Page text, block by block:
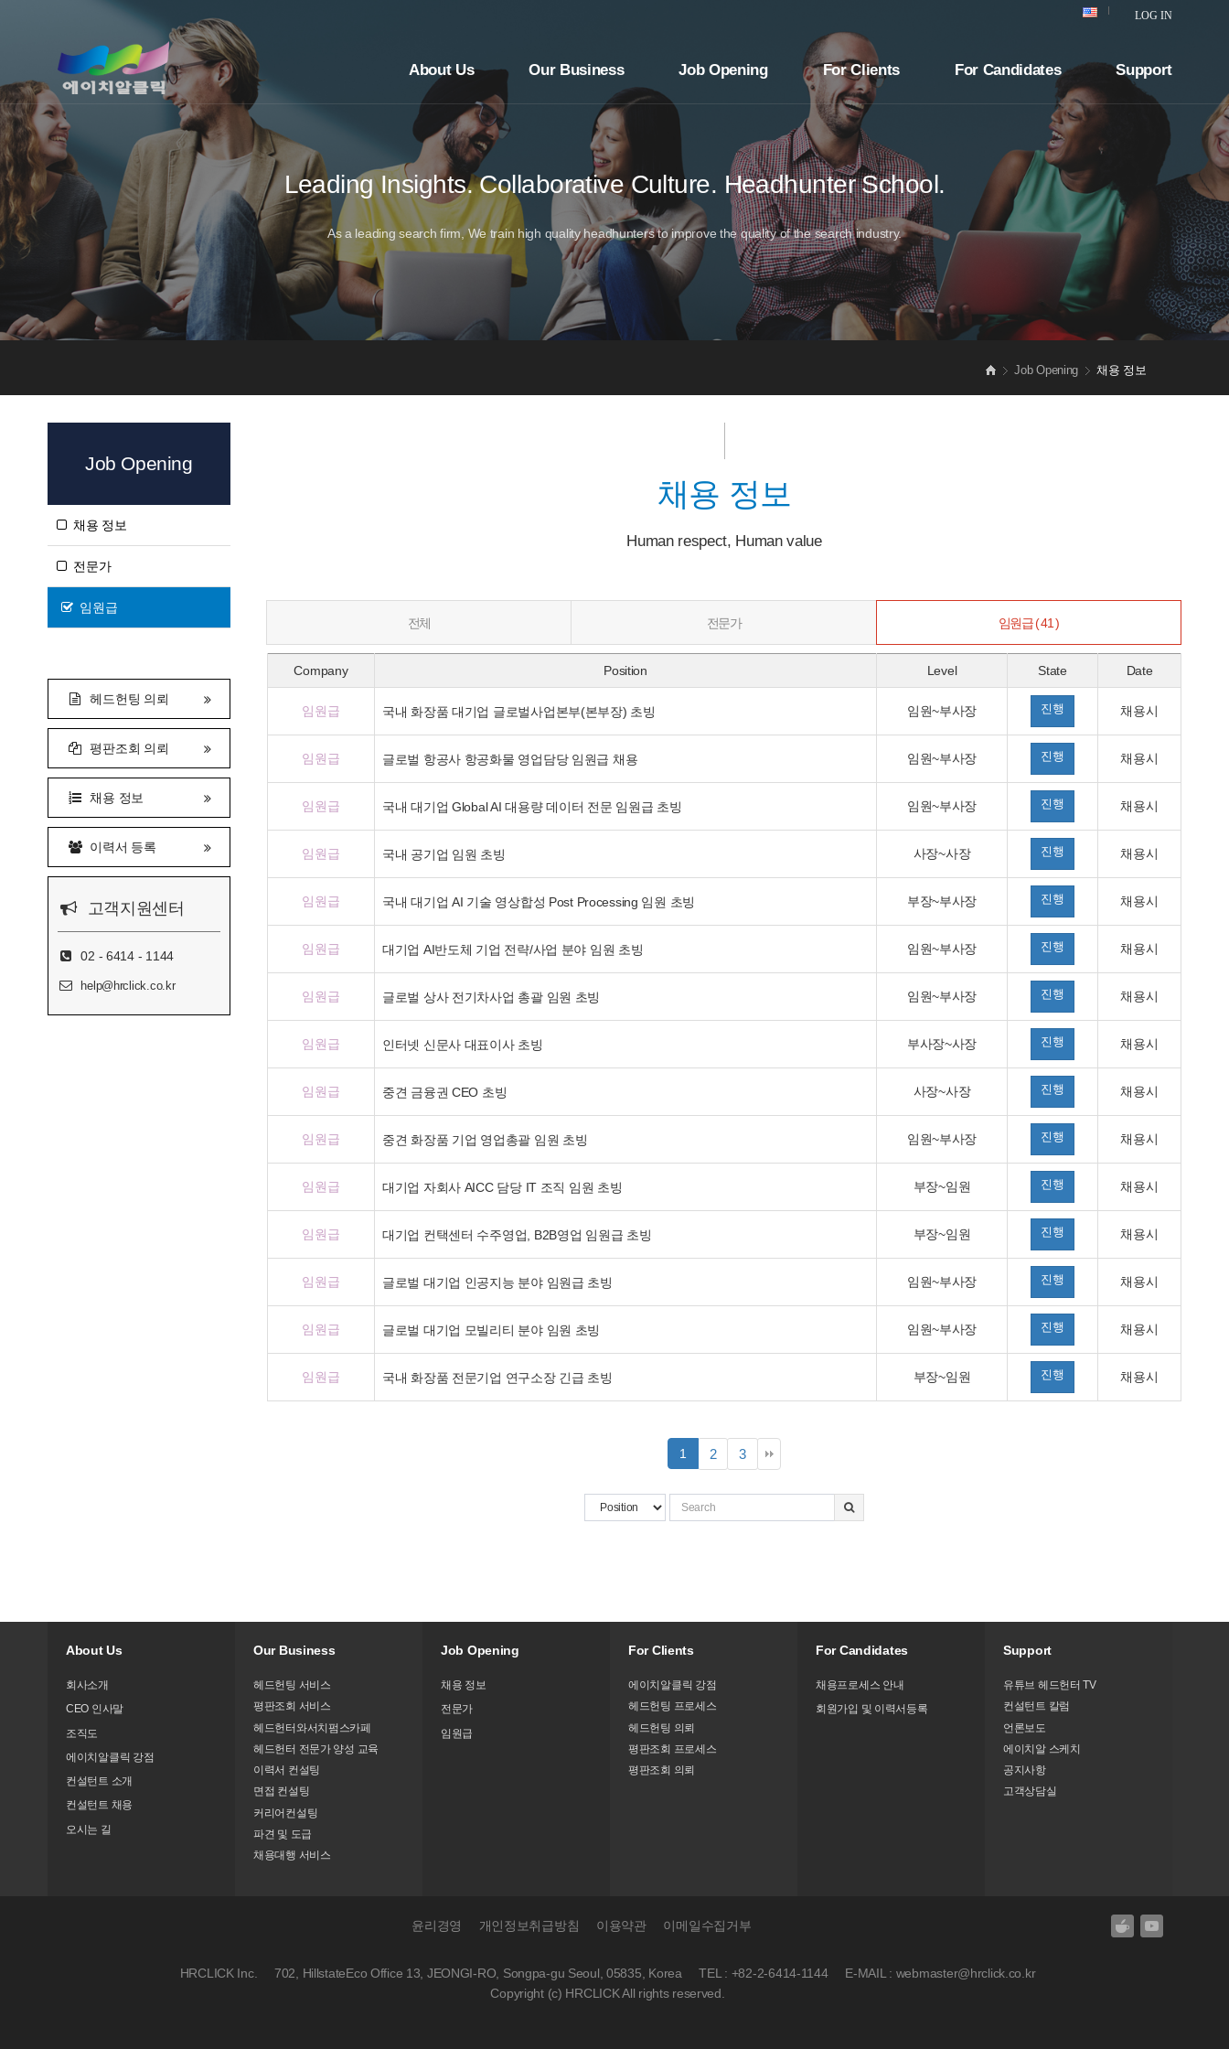
LOG IN
About Us Our Business Job Opening For Clients For Candidates Support
Leading Insights. Collaborative Culture. Headhunter School.
As a leading search firm, We train high quality headhunters to improve the quality of the search industry.
Job Opening 채용 정보
Job Opening
채용 정보
전문가
임원급
헤드헌팅 의뢰
평판조회 의뢰
채용 정보
이력서 등록
고객지원센터
02 - 6414 - 1144
help@hrclick.co.kr
채용 정보
Human respect, Human value
전체 전문가 임원급 ( 41 )
Company Position Level State Date
임원급 국내 화장품 대기업 글로벌사업본부(본부장) 초빙 임원~부사장 진행 채용시
임원급 글로벌 항공사 항공화물 영업담당 임원급 채용 임원~부사장 진행 채용시
임원급 국내 대기업 Global AI 대용량 데이터 전문 임원급 초빙 임원~부사장 진행 채용시
임원급 국내 공기업 임원 초빙 사장~사장 진행 채용시
임원급 국내 대기업 AI 기술 영상합성 Post Processing 임원 초빙 부장~부사장 진행 채용시
임원급 대기업 AI반도체 기업 전략/사업 분야 임원 초빙 임원~부사장 진행 채용시
임원급 글로벌 상사 전기차사업 총괄 임원 초빙 임원~부사장 진행 채용시
임원급 인터넷 신문사 대표이사 초빙 부사장~사장 진행 채용시
임원급 중견 금융권 CEO 초빙 사장~사장 진행 채용시
임원급 중견 화장품 기업 영업총괄 임원 초빙 임원~부사장 진행 채용시
임원급 대기업 자회사 AICC 담당 IT 조직 임원 초빙 부장~임원 진행 채용시
임원급 대기업 컨택센터 수주영업, B2B영업 임원급 초빙 부장~임원 진행 채용시
임원급 글로벌 대기업 인공지능 분야 임원급 초빙 임원~부사장 진행 채용시
임원급 글로벌 대기업 모빌리티 분야 임원 초빙 임원~부사장 진행 채용시
임원급 국내 화장품 전문기업 연구소장 긴급 초빙 부장~임원 진행 채용시
린
1
이
2페
이
지
3페
이
지
About Us
회사소개
CEO 인사말
조직도
에이치알클릭 강점
컨설턴트 소개
컨설턴트 채용
오시는 길
Our Business
헤드헌팅 서비스
평판조회 서비스
헤드헌터와서치펌스카페
헤드헌터 전문가 양성 교육
이력서 컨설팅
면접 컨설팅
커리어컨설팅
파견 및 도급
채용대행 서비스
Job Opening
채용 정보
전문가
임원급
For Clients
에이치알클릭 강점
헤드헌팅 프로세스
헤드헌팅 의뢰
평판조회 프로세스
평판조회 의뢰
For Candidates
채용프로세스 안내
회원가입 및 이력서등록
Support
유튜브 헤드헌터 TV
컨설턴트 칼럼
언론보도
에이치알 스케치
공지사항
고객상담실
윤리경영 개인정보취급방침 이용약관 이메일수집거부
HRCLICK Inc. 702, HillstateEco Office 13, JEONGI-RO, Songpa-gu Seoul, 05835, Korea TEL : +82-2-6414-1144
E-MAIL : webmaster@hrclick.co.kr
Copyright (c) HRCLICK All rights reserved.